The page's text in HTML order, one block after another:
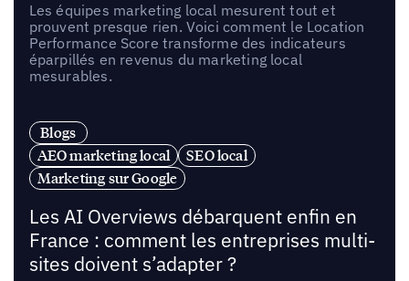
Les équipes marketing local mesurent tout et
prouvent presque rien. Voici comment le Location
Performance Score transforme des indicateurs
éparpillés en revenus du marketing local
mesurables.
Blogs
AEO marketing local
SEO local
Marketing sur Google
Les AI Overviews débarquent enfin en
France : comment les entreprises multi-
sites doivent s’adapter ?